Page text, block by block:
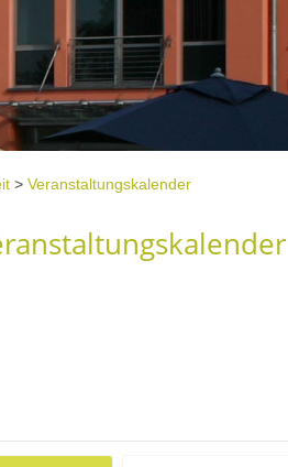
> Veranstaltungskalender